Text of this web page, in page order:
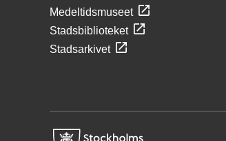
Medeltidsmuseet
Stadsbiblioteket
Stadsarkivet